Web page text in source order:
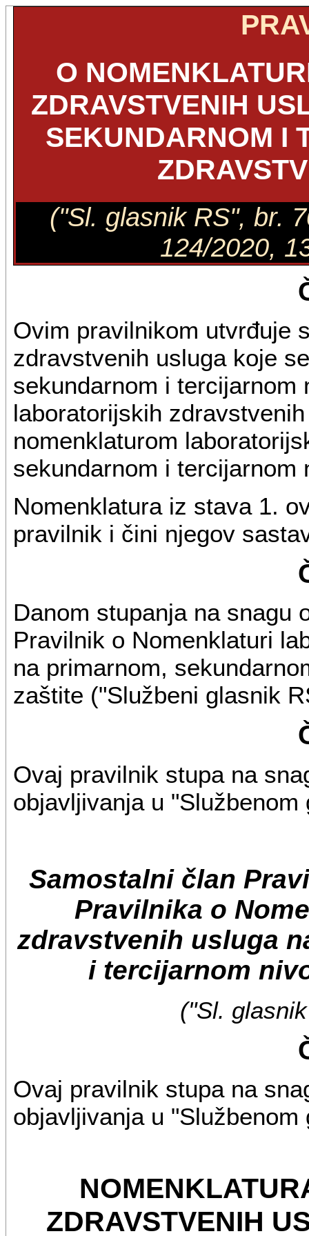
O
ZDRAVSTVENIH
SEKUNDARNOM I
("Sl. glasnik RS", br.
124/2020,
Ovim pravilnikom utvrđuje
zdravstvenih usluga koje
sekundarnom i
laboratorijskih
nomenklaturom
sekundarnom i
Nomenklatura iz stava 1.
pravilnik i čini njegov
Danom stupanja na snagu
Pravilnik o Nomenklaturi
na primarnom,
zaštite ("Službeni glasnik
Ovaj pravilnik stupa na
objavljivanja u
Samostalni član
Pravilnika o
zdravstvenih usluga
i tercijarnom
("Sl.
Ovaj pravilnik stupa na
objavljivanja u
ZDRAVSTVENIH